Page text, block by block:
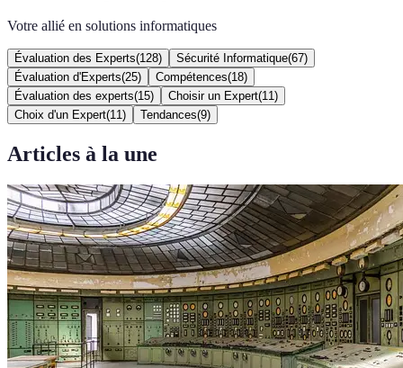
Votre allié en solutions informatiques
Évaluation des Experts(128) Sécurité Informatique(67)
Évaluation d'Experts(25) Compétences(18)
Évaluation des experts(15) Choisir un Expert(11 )
Choix d'un Expert(11 ) Tendances(9)
Articles à la une